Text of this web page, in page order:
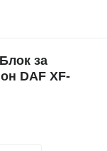
за
DAF XF-